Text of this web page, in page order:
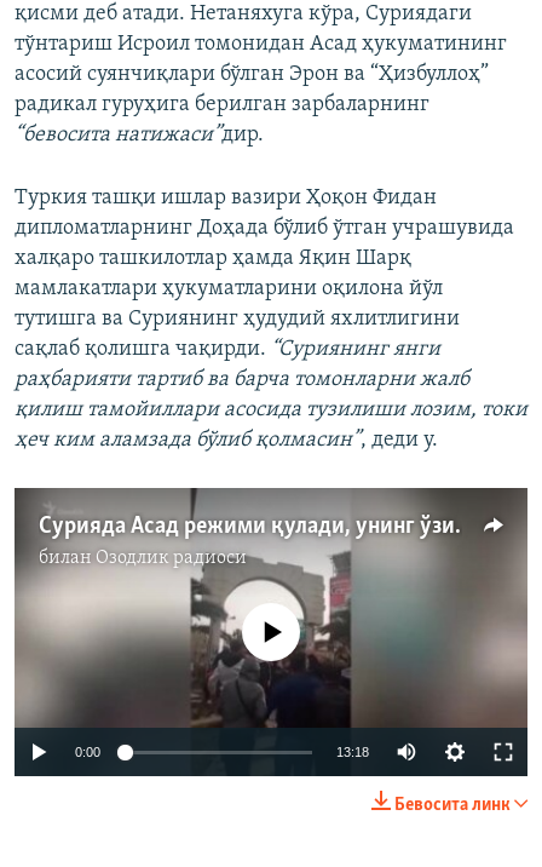
қисми деб атади. Нетаняхуга кўра, Суриядаги
тўнтариш Исроил томонидан Асад ҳукуматининг
асосий суянчиқлари бўлган Эрон ва “Ҳизбуллоҳ”
радикал гуруҳига берилган зарбаларнинг
“бевосита натижаси”дир.
Туркия ташқи ишлар вазири Ҳоқон Фидан
дипломатларнинг Доҳада бўлиб ўтган учрашувида
халқаро ташкилотлар ҳамда Яқин Шарқ
мамлакатлари ҳукуматларини оқилона йўл
тутишга ва Суриянинг ҳудудий яхлитлигини
сақлаб қолишга чақирди. “Суриянинг янги
раҳбарияти тартиб ва барча томонларни жалб
қилиш тамойиллари асосида тузилиши лозим, токи
ҳеч ким аламзада бўлиб қолмасин”, деди у.
Сурияда Асад режими қулади, унинг ўзи қочди
билан Озодлик радиоси
Айни дамда медиа-манба мавжуд эмас
0:00 13:18
Бевосита линк